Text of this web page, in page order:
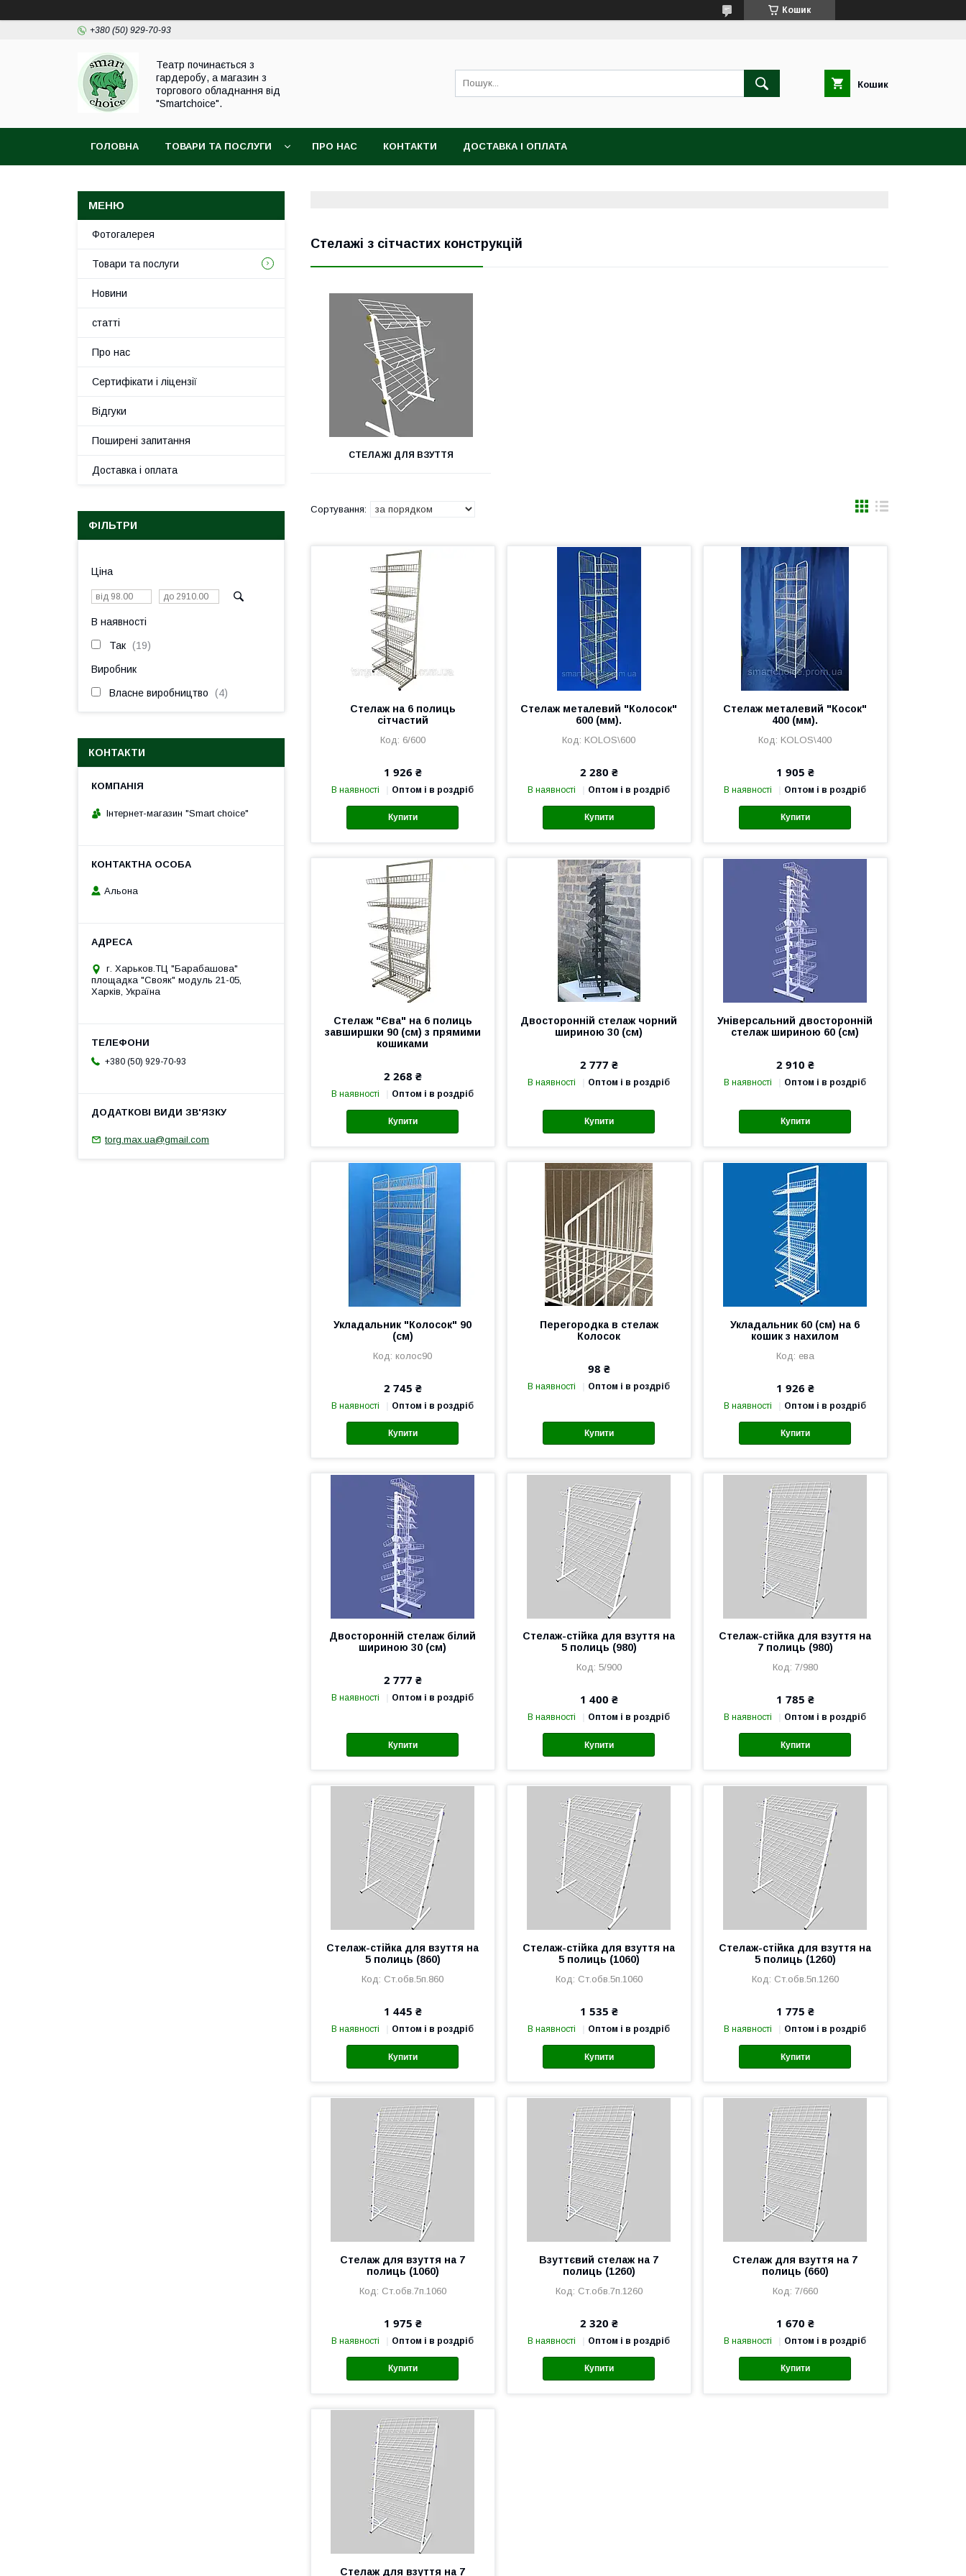
Кошик
+380 (50) 929-70-93
Театр починається з
гардеробу, а магазин з
торгового обладнання від
"Smartchoice".
Кошик
ГОЛОВНА ТОВАРИ ТА ПОСЛУГИ ПРО НАС КОНТАКТИ ДОСТАВКА І ОПЛАТА
Стелажі з сітчастих конструкцій
СТЕЛАЖІ ДЛЯ ВЗУТТЯ
Стелаж на 6 полиць
сітчастий
6/600
1 926 ₴
В наявності Оптом і в роздріб
Купити
Стелаж металевий "Колосок"
600 (мм).
KOLOS\600
2 280 ₴
В наявності Оптом і в роздріб
Купити
Стелаж металевий "Косок"
400 (мм).
KOLOS\400
1 905 ₴
В наявності Оптом і в роздріб
Купити
Стелаж "Єва" на 6 полиць
завширшки 90 (см) з прямими
кошиками
2 268 ₴
В наявності Оптом і в роздріб
Купити
Двосторонній стелаж чорний
шириною 30 (см)
2 777 ₴
В наявності Оптом і в роздріб
Купити
Універсальний двосторонній
стелаж шириною 60 (см)
2 910 ₴
В наявності Оптом і в роздріб
Купити
Укладальник "Колосок" 90
(см)
колос90
2 745 ₴
В наявності Оптом і в роздріб
Купити
Перегородка в стелаж
Колосок
98 ₴
В наявності Оптом і в роздріб
Купити
Укладальник 60 (см) на 6
кошик з нахилом
ева
1 926 ₴
В наявності Оптом і в роздріб
Купити
Двосторонній стелаж білий
шириною 30 (см)
2 777 ₴
В наявності Оптом і в роздріб
Купити
Стелаж-стійка для взуття на
5 полиць (980)
5/900
1 400 ₴
В наявності Оптом і в роздріб
Купити
Стелаж-стійка для взуття на
7 полиць (980)
7/980
1 785 ₴
В наявності Оптом і в роздріб
Купити
Стелаж-стійка для взуття на
5 полиць (860)
Ст.обв.5п.860
1 445 ₴
В наявності Оптом і в роздріб
Купити
Стелаж-стійка для взуття на
5 полиць (1060)
Ст.обв.5п.1060
1 535 ₴
В наявності Оптом і в роздріб
Купити
Стелаж-стійка для взуття на
5 полиць (1260)
Ст.обв.5п.1260
1 775 ₴
В наявності Оптом і в роздріб
Купити
Стелаж для взуття на 7
полиць (1060)
Ст.обв.7п.1060
1 975 ₴
В наявності Оптом і в роздріб
Купити
Взуттєвий стелаж на 7
полиць (1260)
Ст.обв.7п.1260
2 320 ₴
В наявності Оптом і в роздріб
Купити
Стелаж для взуття на 7
полиць (660)
7/660
1 670 ₴
В наявності Оптом і в роздріб
Купити
Стелаж для взуття на 7
Фотогалерея
Товари та послуги
Новини
статті
Про нас
Сертифікати і ліцензії
Відгуки
Поширені запитання
Доставка і оплата
ФІЛЬТРИ
Ціна
В наявності
Так 19
Виробник
Власне виробництво 4
КОНТАКТИ
Інтернет-магазин "Smart choice"
Альона
г. Харьков.ТЦ "Барабашова"
площадка "Свояк" модуль 21-05,
Харків, Україна
+380 (50) 929-70-93
torg.max.ua@gmail.com